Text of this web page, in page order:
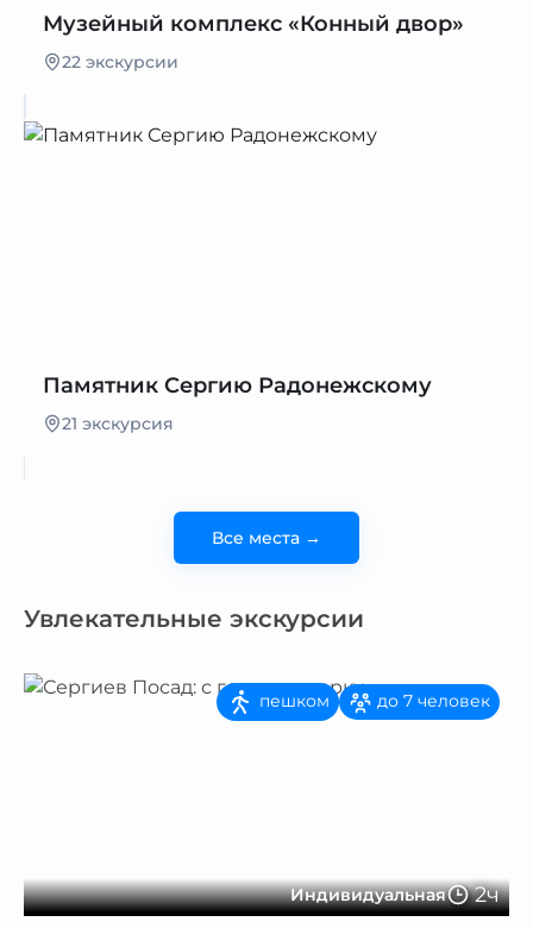
Музейный комплекс «Конный двор»
22 экскурсии
Памятник Сергию Радонежскому
21 экскурсия
Все места →
Увлекательные экскурсии
Индивидуальная 2ч
пешком до 7 человек